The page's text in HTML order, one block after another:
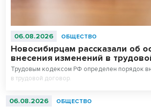
06.08.2026 ОБЩЕСТВО
Новосибирцам рассказали об
внесения изменений в
Трудовым кодексом РФ определен порядок
в трудовой договор.
06.08.2026 ОБЩЕСТВО